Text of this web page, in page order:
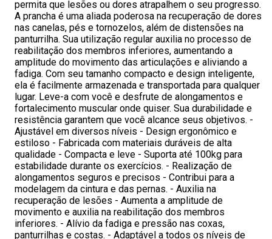
permita que lesões ou dores atrapalhem o seu progresso.
A prancha é uma aliada poderosa na recuperação de dores
nas canelas, pés e tornozelos, além de distensões na
panturrilha. Sua utilização regular auxilia no processo de
reabilitação dos membros inferiores, aumentando a
amplitude do movimento das articulações e aliviando a
fadiga. Com seu tamanho compacto e design inteligente,
ela é facilmente armazenada e transportada para qualquer
lugar. Leve-a com você e desfrute de alongamentos e
fortalecimento muscular onde quiser. Sua durabilidade e
resistência garantem que você alcance seus objetivos. -
Ajustável em diversos níveis - Design ergonômico e
estiloso - Fabricada com materiais duráveis de alta
qualidade - Compacta e leve - Suporta até 100kg para
estabilidade durante os exercícios. - Realização de
alongamentos seguros e precisos - Contribui para a
modelagem da cintura e das pernas. - Auxilia na
recuperação de lesões - Aumenta a amplitude de
movimento e auxilia na reabilitação dos membros
inferiores. - Alívio da fadiga e pressão nas coxas,
panturrilhas e costas. - Adaptável a todos os níveis de